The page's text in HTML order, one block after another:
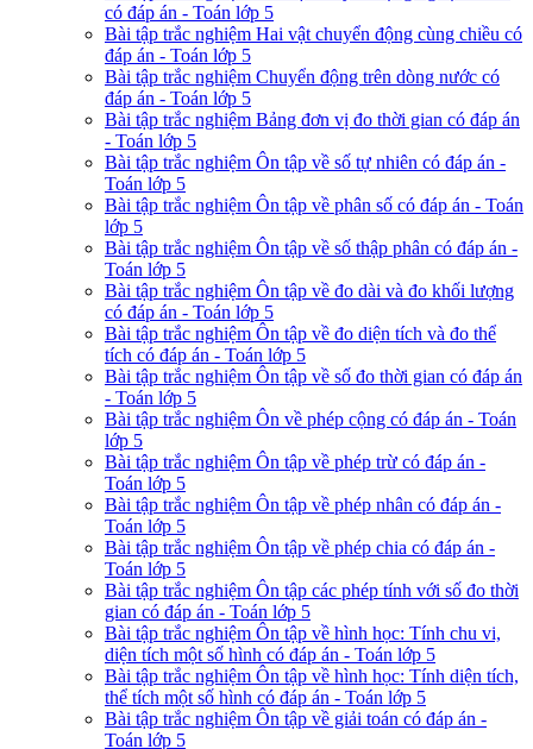
có đáp án - Toán lớp 5
Bài tập trắc nghiệm Hai vật chuyển động cùng chiều có
đáp án - Toán lớp 5
Bài tập trắc nghiệm Chuyển động trên dòng nước có
đáp án - Toán lớp 5
Bài tập trắc nghiệm Bảng đơn vị đo thời gian có đáp án
- Toán lớp 5
Bài tập trắc nghiệm Ôn tập về số tự nhiên có đáp án -
Toán lớp 5
Bài tập trắc nghiệm Ôn tập về phân số có đáp án - Toán
lớp 5
Bài tập trắc nghiệm Ôn tập về số thập phân có đáp án -
Toán lớp 5
Bài tập trắc nghiệm Ôn tập về đo dài và đo khối lượng
có đáp án - Toán lớp 5
Bài tập trắc nghiệm Ôn tập về đo diện tích và đo thể
tích có đáp án - Toán lớp 5
Bài tập trắc nghiệm Ôn tập về số đo thời gian có đáp án
- Toán lớp 5
Bài tập trắc nghiệm Ôn về phép cộng có đáp án - Toán
lớp 5
Bài tập trắc nghiệm Ôn tập về phép trừ có đáp án -
Toán lớp 5
Bài tập trắc nghiệm Ôn tập về phép nhân có đáp án -
Toán lớp 5
Bài tập trắc nghiệm Ôn tập về phép chia có đáp án -
Toán lớp 5
Bài tập trắc nghiệm Ôn tập các phép tính với số đo thời
gian có đáp án - Toán lớp 5
Bài tập trắc nghiệm Ôn tập về hình học: Tính chu vi,
diện tích một số hình có đáp án - Toán lớp 5
Bài tập trắc nghiệm Ôn tập về hình học: Tính diện tích,
thể tích một số hình có đáp án - Toán lớp 5
Bài tập trắc nghiệm Ôn tập về giải toán có đáp án -
Toán lớp 5